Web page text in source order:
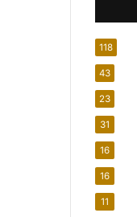
118
43
23
31
16
16
11